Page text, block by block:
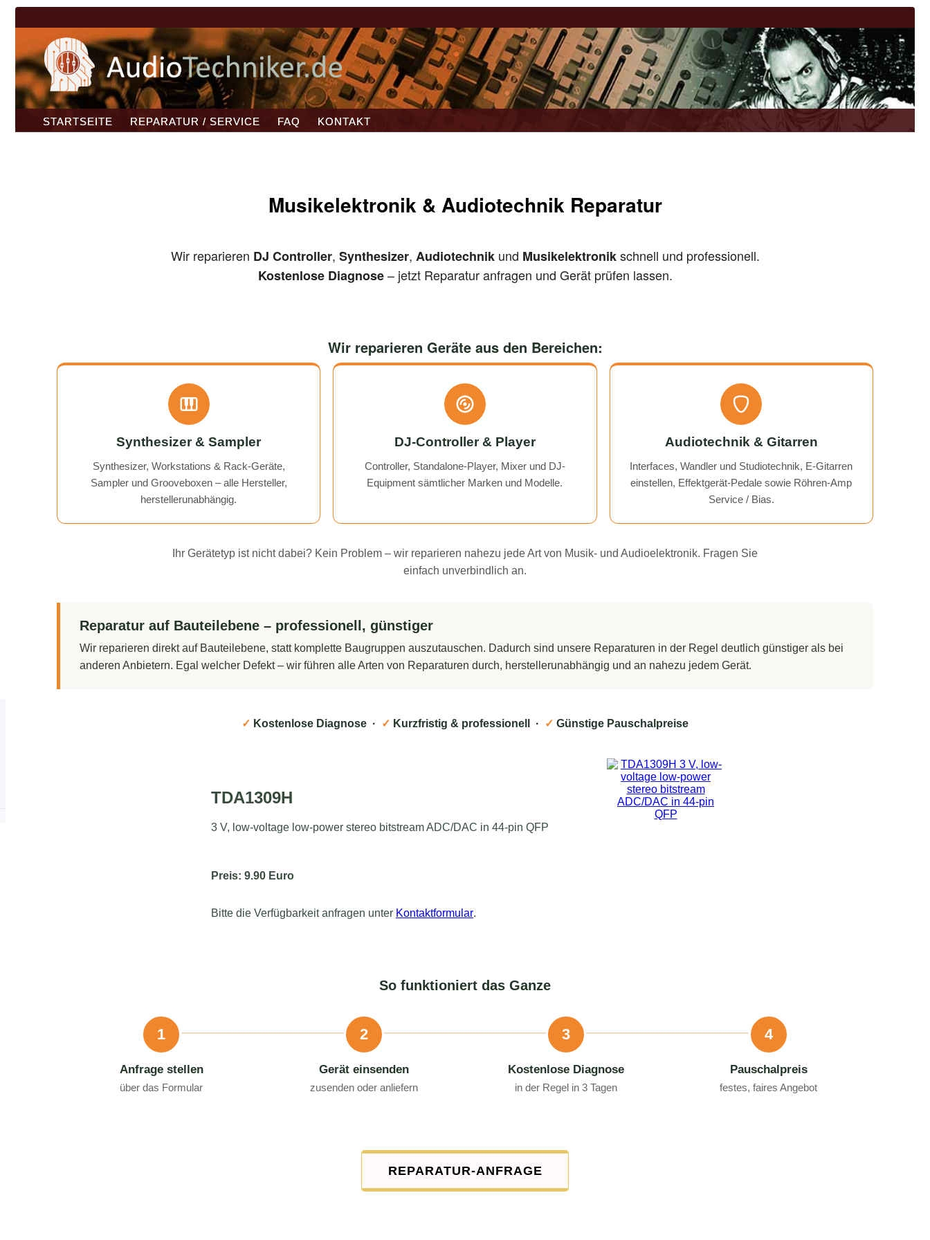
STARTSEITE REPARATUR / SERVICE FAQ KONTAKT
Musikelektronik & Audiotechnik Reparatur
Wir reparieren DJ Controller, Synthesizer, Audiotechnikund Musikelektronikschnell und professionell.
Kostenlose Diagnose– jetzt Reparatur anfragen und Gerät prüfen lassen.
Wir reparieren Geräte aus den Bereichen:
Synthesizer & Sampler
Synthesizer, Workstations & Rack-Geräte,
Sampler und Grooveboxen – alle Hersteller,
herstellerunabhängig.
DJ-Controller & Player
Controller, Standalone-Player, Mixer und DJ-
Equipment sämtlicher Marken und Modelle.
Audiotechnik & Gitarren
Interfaces, Wandler und Studiotechnik, E-Gitarren
einstellen, Effektgerät-Pedale sowie Röhren-Amp
Service / Bias.
Ihr Gerätetyp ist nicht dabei? Kein Problem – wir reparieren nahezu jede Art von Musik- und Audioelektronik. Fragen Sie
einfach unverbindlich an.
Reparatur auf Bauteilebene – professionell, günstiger
Wir reparieren direkt auf Bauteilebene, statt komplette Baugruppen auszutauschen. Dadurch sind unsere Reparaturen in der Regel deutlich günstiger als bei
anderen Anbietern. Egal welcher Defekt – wir führen alle Arten von Reparaturen durch, herstellerunabhängig und an nahezu jedem Gerät.
✓ Kostenlose Diagnose · ✓ Kurzfristig & professionell · ✓ Günstige Pauschalpreise
TDA1309H
3 V, low-voltage low-power stereo bitstream ADC/DAC in 44-pin QFP
Preis: 9.90 Euro
Bitte die Verfügbarkeit anfragen unter Kontaktformular.
So funktioniert das Ganze
1
Anfrage stellen
über das Formular
2
Gerät einsenden
zusenden oder anliefern
3
Kostenlose Diagnose
in der Regel in 3 Tagen
4
Pauschalpreis
festes, faires Angebot
REPARATUR-ANFRAGE